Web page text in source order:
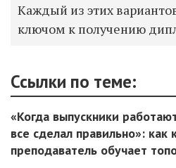
Каждый из этих
ключом к получению
Ссылки по теме:
«Когда выпускники
все сделал правильно»: как
преподаватель обучает